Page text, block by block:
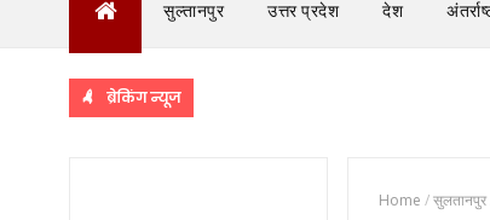
सुल्तानपुर उत्तर प्रदेश देश
ब्रेकिंग न्यूज
Home /सुलतानपुर